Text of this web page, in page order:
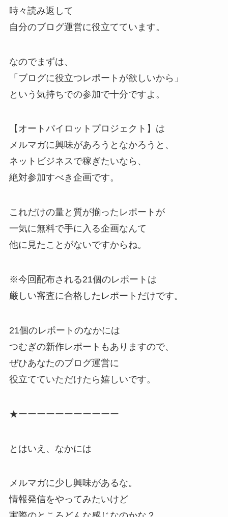
時々読み返して
自分のブログ運営に役立てています。
なのでまずは、
「ブログに役立つレポートが欲しいから」
という気持ちでの参加で十分ですよ。
【オートパイロットプロジェクト】は
メルマガに興味があろうとなかろうと、
ネットビジネスで稼ぎたいなら、
絶対参加すべき企画です。
これだけの量と質が揃ったレポートが
一気に無料で手に入る企画なんて
他に見たことがないですからね。
※今回配布される21個のレポートは
厳しい審査に合格したレポートだけです。
21個のレポートのなかには
つむぎの新作レポートもありますので、
ぜひあなたのブログ運営に
役立てていただけたら嬉しいです。
★ーーーーーーーーーーー
とはいえ、なかには
メルマガに少し興味があるな。
情報発信をやってみたいけど